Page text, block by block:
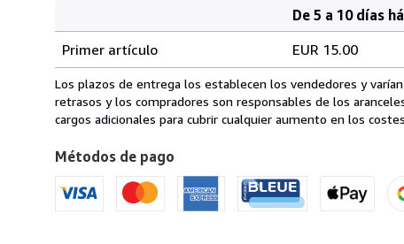
de
envío
de
Italia
Estados
Unidos
de
America
pedido
De 5 a 10 días
Primer artículo
EUR 15.00
Los plazos de entrega los establecen los vendedores y
retrasos y los compradores son responsables de los
cargos adicionales para cubrir cualquier aumento en los
Métodos de pago